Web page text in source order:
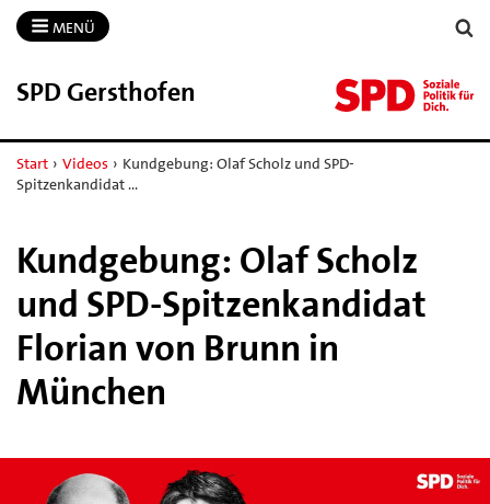
MENÜ
SPD Gersthofen
Start › Videos › Kundgebung: Olaf Scholz und SPD-
Spitzenkandidat …
Kundgebung: Olaf Scholz
und SPD-Spitzenkandidat
Florian von Brunn in
München